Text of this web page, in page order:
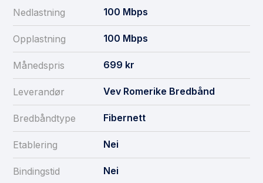
Nedlastning 100 Mbps
Opplastning 100 Mbps
Månedspris 699 kr
Leverandør Vev Romerike Bredbånd
Bredbåndtype Fibernett
Etablering Nei
Bindingstid Nei